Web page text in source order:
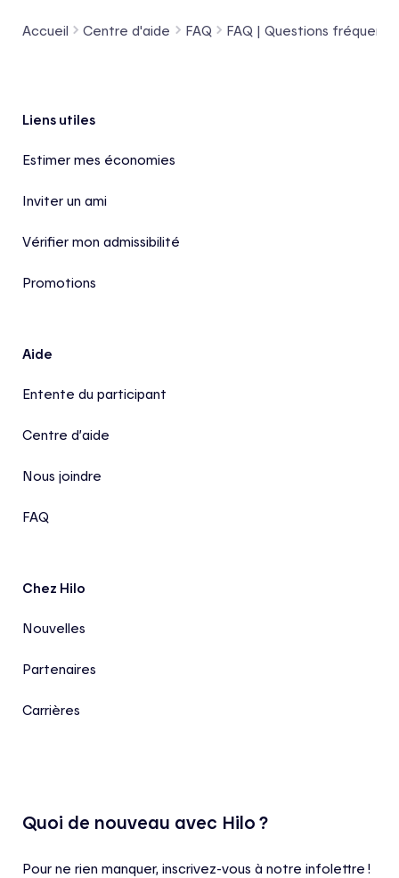
Accueil Centre d'aide FAQ FAQ | Questions
Pied de page
Liens utiles
Estimer mes économies
Inviter un ami
Vérifier mon admissibilité
Promotions
Aide
Entente du participant
Centre d’aide
Nous joindre
FAQ
Chez Hilo
Nouvelles
Partenaires
Carrières
Quoi de nouveau avec Hilo ?
Pour ne rien manquer, inscrivez-vous à notre infolettre !